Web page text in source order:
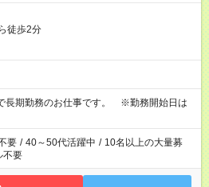
徒歩2分
長期勤務のお仕事です。 ※勤務開始日は
要 / 40～50代活躍中 / 10名以上の大量募
不要